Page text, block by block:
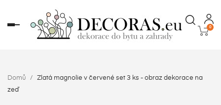
Toggle
navigation
0
Domů
Zlatá magnolie v červené set 3 ks - obraz dekorace na
zeď